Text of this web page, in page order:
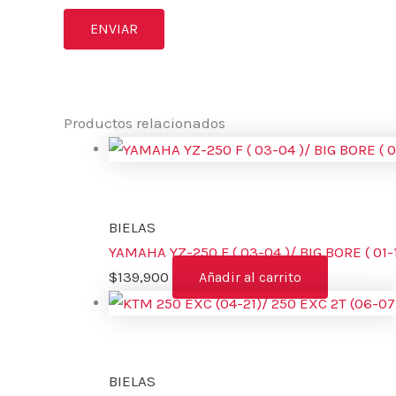
Productos relacionados
BIELAS
YAMAHA YZ-250 F ( 03-04 )/ BIG BORE ( 01-
$139,900 Añadir al carrito
BIELAS